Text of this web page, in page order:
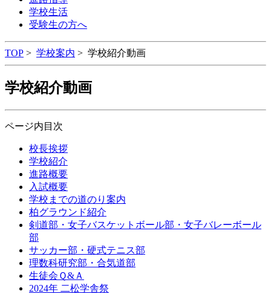
学校生活
受験生の方へ
TOP > 学校案内 > 学校紹介動画
学校紹介動画
ページ内目次
校長挨拶
学校紹介
進路概要
入試概要
学校までの道のり案内
柏グラウンド紹介
剣道部・女子バスケットボール部・女子バレーボール
部
サッカー部・硬式テニス部
理数科研究部・合気道部
生徒会Ｑ&Ａ
2024年 二松学舎祭